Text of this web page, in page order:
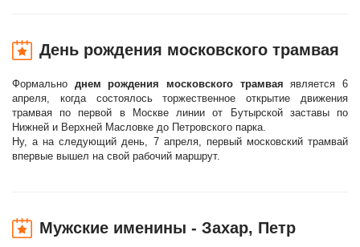
День рождения московского трамвая
Формально днем рождения московского трамвая является 6
апреля, когда состоялось торжественное открытие движения
трамвая по первой в Москве линии от Бутырской заставы по
Нижней и Верхней Масловке до Петровского парка.
Ну, а на следующий день, 7 апреля, первый московский трамвай
впервые вышел на свой рабочий маршрут.
Мужские именины - Захар, Петр